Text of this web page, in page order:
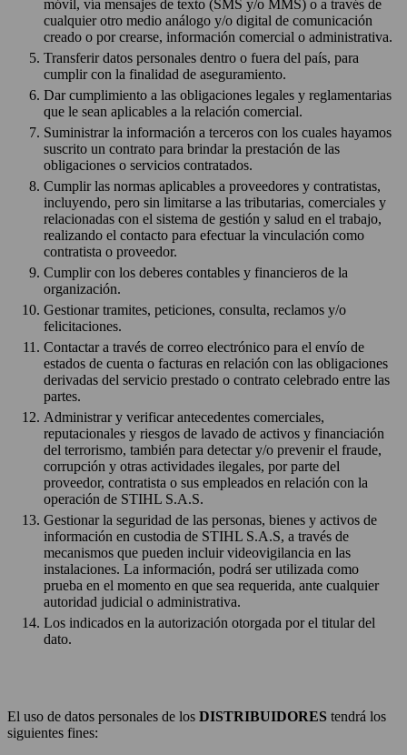
móvil, vía mensajes de texto (SMS y/o MMS) o a través de
cualquier otro medio análogo y/o digital de comunicación
creado o por crearse, información comercial o administrativa.
Transferir datos personales dentro o fuera del país, para
cumplir con la finalidad de aseguramiento.
Dar cumplimiento a las obligaciones legales y reglamentarias
que le sean aplicables a la relación comercial.
Suministrar la información a terceros con los cuales hayamos
suscrito un contrato para brindar la prestación de las
obligaciones o servicios contratados.
Cumplir las normas aplicables a proveedores y contratistas,
incluyendo, pero sin limitarse a las tributarias, comerciales y
relacionadas con el sistema de gestión y salud en el trabajo,
realizando el contacto para efectuar la vinculación como
contratista o proveedor.
Cumplir con los deberes contables y financieros de la
organización.
Gestionar tramites, peticiones, consulta, reclamos y/o
felicitaciones.
Contactar a través de correo electrónico para el envío de
estados de cuenta o facturas en relación con las obligaciones
derivadas del servicio prestado o contrato celebrado entre las
partes.
Administrar y verificar antecedentes comerciales,
reputacionales y riesgos de lavado de activos y financiación
del terrorismo, también para detectar y/o prevenir el fraude,
corrupción y otras actividades ilegales, por parte del
proveedor, contratista o sus empleados en relación con la
operación de STIHL S.A.S.
Gestionar la seguridad de las personas, bienes y activos de
información en custodia de STIHL S.A.S, a través de
mecanismos que pueden incluir videovigilancia en las
instalaciones. La información, podrá ser utilizada como
prueba en el momento en que sea requerida, ante cualquier
autoridad judicial o administrativa.
Los indicados en la autorización otorgada por el titular del
dato.
El uso de datos personales de los DISTRIBUIDORES tendrá los
siguientes fines: